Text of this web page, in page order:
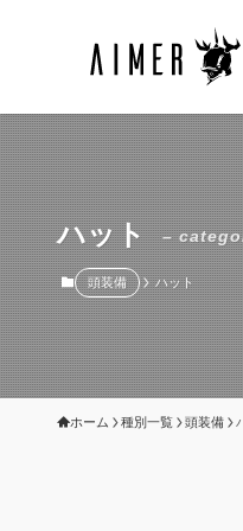
ハット –
頭装備 ハット
ホーム 種別一覧 頭装備